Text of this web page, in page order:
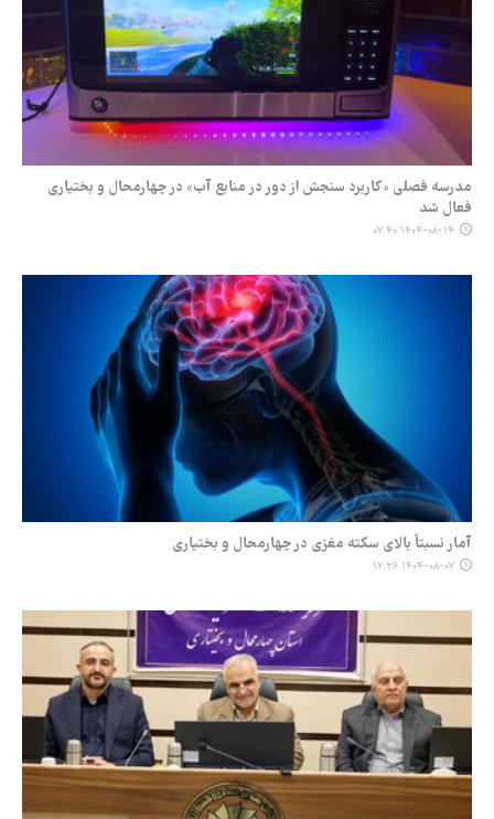
مدرسه فصلی «کاربرد سنجش از دور در منابع آب» در چهارمحال و بختیاری
فعال شد
۱۴۰۴-۰۸-۱۴ ۰۷:۴۰
آمار نسبتاً بالای سکته مغزی در چهارمحال و بختیاری
۱۴۰۴-۰۸-۰۷ ۱۲:۳۶